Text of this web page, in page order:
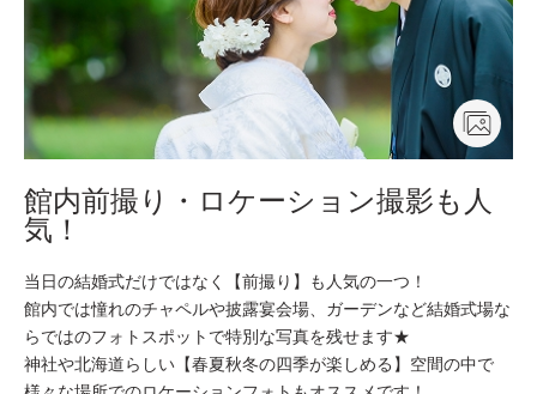
館内前撮り・ロケーション撮影も人
気！
当日の結婚式だけではなく【前撮り】も人気の一つ！
館内では憧れのチャペルや披露宴会場、ガーデンなど結婚式場な
らではのフォトスポットで特別な写真を残せます★
神社や北海道らしい【春夏秋冬の四季が楽しめる】空間の中で